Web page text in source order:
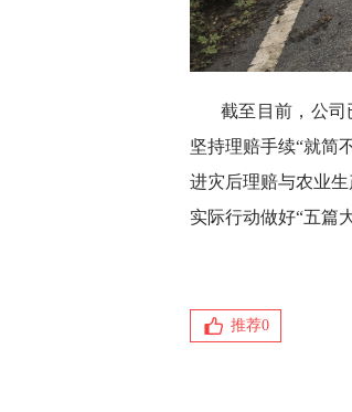
截至目前，公司
坚持理赔手续“就简
进灾后理赔与农业
实际行动做好“五篇
推荐0